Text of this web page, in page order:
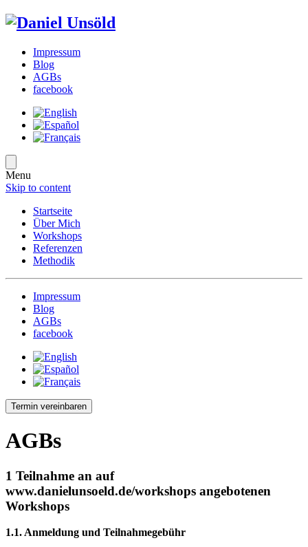
Impressum
Blog
AGBs
facebook
Menu
Skip to content
Startseite
Über Mich
Workshops
Referenzen
Methodik
Impressum
Blog
AGBs
facebook
Termin vereinbaren
AGBs
1 Teilnahme an auf
www.danielunsoeld.de/workshops angebotenen
Workshops
1.1. Anmeldung und Teilnahmegebühr